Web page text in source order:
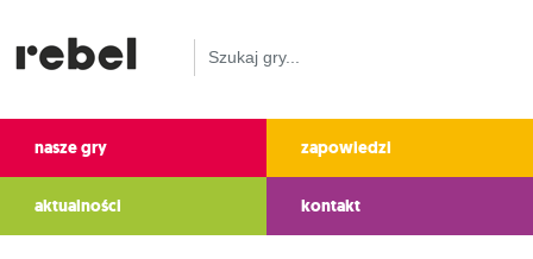
nasze gry zapowiedzi
aktualności kontakt